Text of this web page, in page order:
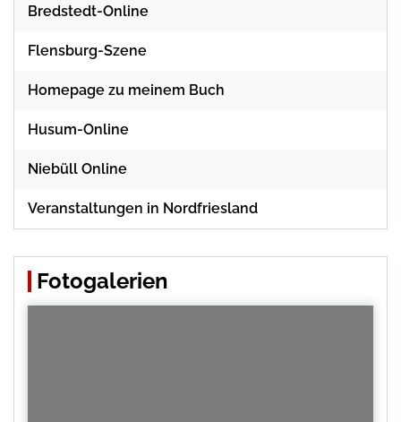
Bredstedt-Online
Flensburg-Szene
Homepage zu meinem Buch
Husum-Online
Niebüll Online
Veranstaltungen in Nordfriesland
Fotogalerien